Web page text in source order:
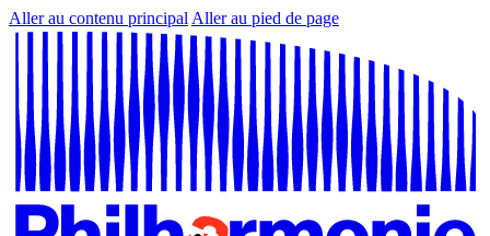
Aller au contenu principal Aller au pied de page